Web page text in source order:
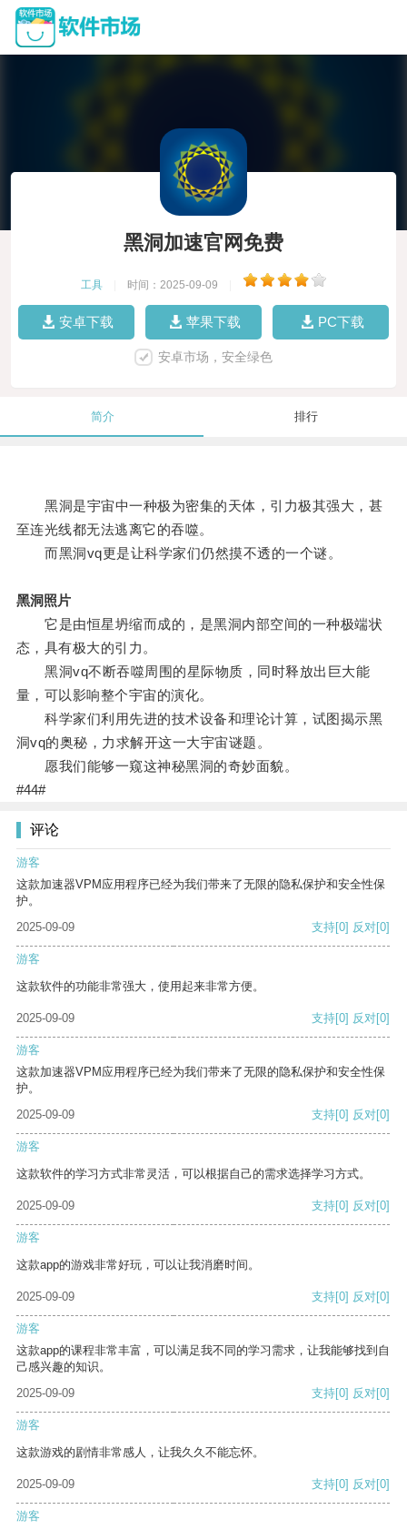
黑洞加速官网免费
工具 时间：2025-09-09
安卓下载 苹果下载 PC下载
安卓市场，安全绿色
简介 排行
黑洞是宇宙中一种极为密集的天体，引力极其强大，甚
至连光线都无法逃离它的吞噬。
而黑洞vq更是让科学家们仍然摸不透的一个谜。
黑洞照片
它是由恒星坍缩而成的，是黑洞内部空间的一种极端状
态，具有极大的引力。
黑洞vq不断吞噬周围的星际物质，同时释放出巨大能
量，可以影响整个宇宙的演化。
科学家们利用先进的技术设备和理论计算，试图揭示黑
洞vq的奥秘，力求解开这一大宇宙谜题。
愿我们能够一窥这神秘黑洞的奇妙面貌。
#44#
评论
游客
这款加速器VPM应用程序已经为我们带来了无限的隐私保护和安全性保
护。
2025-09-09
支持[0] 反对[0]
游客
这款软件的功能非常强大，使用起来非常方便。
2025-09-09 支持[0] 反对[0]
游客
这款加速器VPM应用程序已经为我们带来了无限的隐私保护和安全性保
护。
2025-09-09
支持[0] 反对[0]
游客
这款软件的学习方式非常灵活，可以根据自己的需求选择学习方式。
2025-09-09 支持[0] 反对[0]
游客
这款app的游戏非常好玩，可以让我消磨时间。
2025-09-09 支持[0] 反对[0]
游客
这款app的课程非常丰富，可以满足我不同的学习需求，让我能够找到自
己感兴趣的知识。
2025-09-09
支持[0] 反对[0]
游客
这款游戏的剧情非常感人，让我久久不能忘怀。
2025-09-09 支持[0] 反对[0]
游客